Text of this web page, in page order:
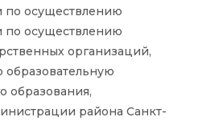
по осуществлению
по осуществлению
организаций,
образования,
района Санкт-